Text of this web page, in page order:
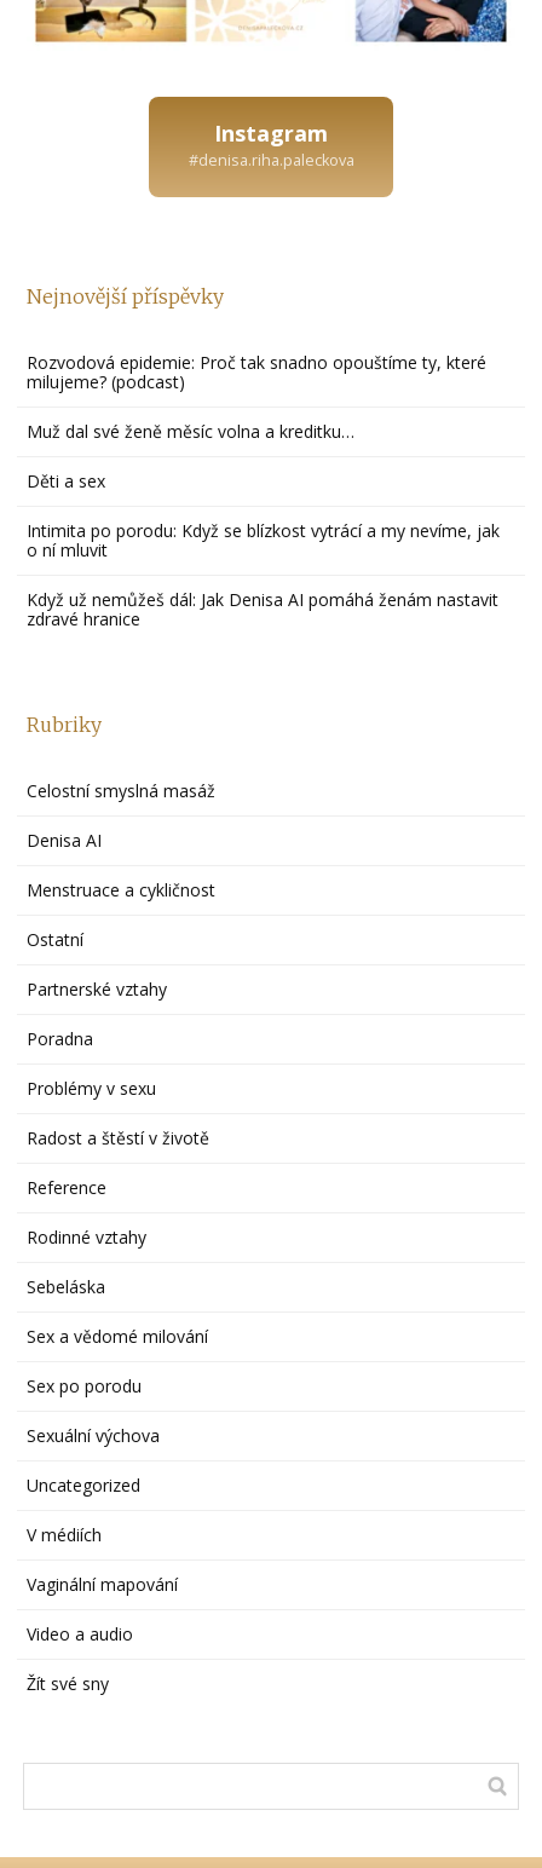
Instagram
#denisa.riha.paleckova
Nejnovější příspěvky
Rozvodová epidemie: Proč tak snadno opouštíme ty, které
milujeme? (podcast)
Muž dal své ženě měsíc volna a kreditku…
Děti a sex
Intimita po porodu: Když se blízkost vytrácí a my nevíme, jak
o ní mluvit
Když už nemůžeš dál: Jak Denisa AI pomáhá ženám nastavit
zdravé hranice
Rubriky
Celostní smyslná masáž
Denisa AI
Menstruace a cykličnost
Ostatní
Partnerské vztahy
Poradna
Problémy v sexu
Radost a štěstí v životě
Reference
Rodinné vztahy
Sebeláska
Sex a vědomé milování
Sex po porodu
Sexuální výchova
Uncategorized
V médiích
Vaginální mapování
Video a audio
Žít své sny